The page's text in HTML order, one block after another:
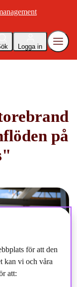
Logga in
på
för att den
kan vi och våra
att: